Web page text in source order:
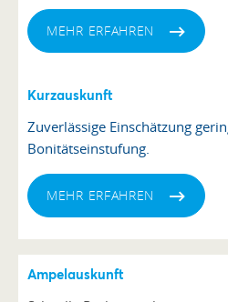
MEHR ERFAHREN
Kurzauskunft
Zuverlässige Einschätzung
Bonitätseinstufung.
MEHR ERFAHREN
Ampelauskunft